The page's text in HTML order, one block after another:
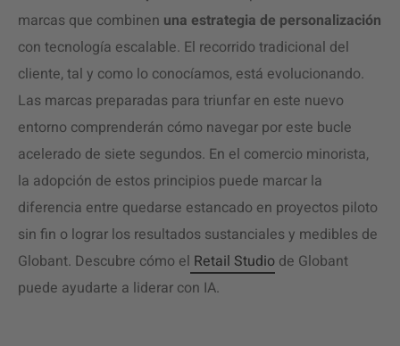
marcas que combinen una estrategia de personalización
con tecnología escalable. El recorrido tradicional del
cliente, tal y como lo conocíamos, está evolucionando.
Las marcas preparadas para triunfar en este nuevo
entorno comprenderán cómo navegar por este bucle
acelerado de siete segundos. En el comercio minorista,
la adopción de estos principios puede marcar la
diferencia entre quedarse estancado en proyectos piloto
sin fin o lograr los resultados sustanciales y medibles de
Globant. Descubre cómo el Retail Studio de Globant
puede ayudarte a liderar con IA.